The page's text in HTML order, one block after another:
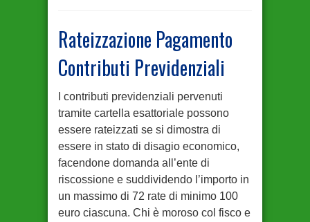
Rateizzazione Pagamento
Contributi Previdenziali
I contributi previdenziali pervenuti
tramite cartella esattoriale possono
essere rateizzati se si dimostra di
essere in stato di disagio economico,
facendone domanda all’ente di
riscossione e suddividendo l’importo in
un massimo di 72 rate di minimo 100
euro ciascuna. Chi è moroso col fisco e